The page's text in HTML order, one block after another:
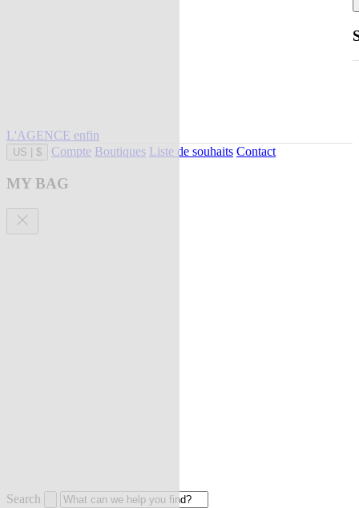
L'AGENCE enfin
US $ Compte Boutiques Liste de souhaits Contact
MY BAG
Search